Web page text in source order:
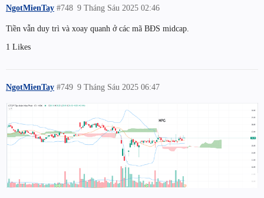
NgotMienTay 9 Tháng Sáu 2025 02:46
#748
Tiền vẫn duy trì và xoay quanh ở các mã BĐS midcap.
1 Likes
NgotMienTay 9 Tháng Sáu 2025 06:47
#749